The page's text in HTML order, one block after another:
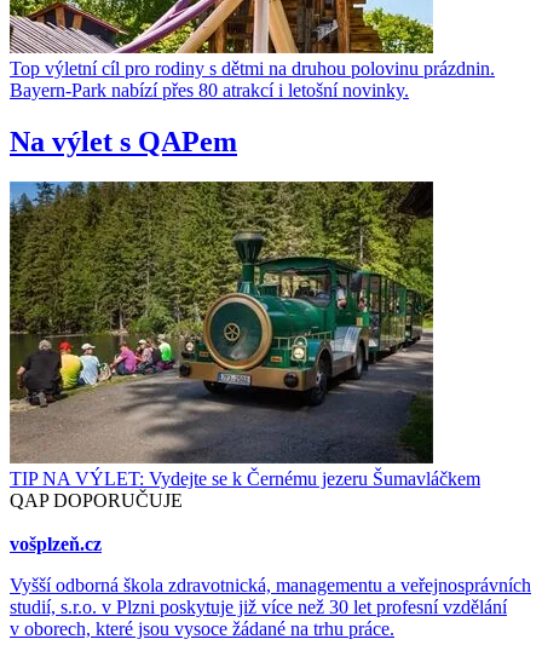
Top výletní cíl pro rodiny s dětmi na druhou polovinu prázdnin.
Bayern-Park nabízí přes 80 atrakcí i letošní novinky.
Na výlet s QAPem
TIP NA VÝLET: Vydejte se k Černému jezeru Šumavláčkem
QAP DOPORUČUJE
vošplzeň.cz
Vyšší odborná škola zdravotnická, managementu a veřejnosprávních
studií, s.r.o. v Plzni poskytuje již více než 30 let profesní vzdělání
v oborech, které jsou vysoce žádané na trhu práce.